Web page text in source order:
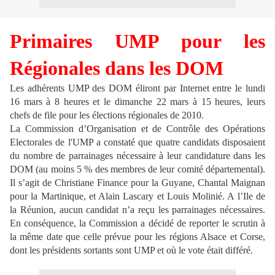
Primaires UMP pour les
Régionales dans les DOM
Les adhérents UMP des DOM éliront par Internet entre le lundi
16 mars à 8 heures et le dimanche 22 mars à 15 heures, leurs
chefs de file pour les élections régionales de 2010.
La Commission d’Organisation et de Contrôle des Opérations
Electorales de l'UMP a constaté que quatre candidats disposaient
du nombre de parrainages nécessaire à leur candidature dans les
DOM (au moins 5 % des membres de leur comité départemental).
Il s’agit de Christiane Finance pour la Guyane, Chantal Maignan
pour la Martinique, et Alain Lascary et Louis Molinié. A l’Ile de
la Réunion, aucun candidat n’a reçu les parrainages nécessaires.
En conséquence, la Commission a décidé de reporter le scrutin à
la même date que celle prévue pour les régions Alsace et Corse,
dont les présidents sortants sont UMP et où le vote était différé.